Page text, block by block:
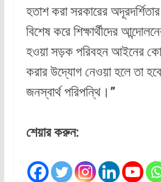
হতাশ করা সরকারের
বিশেষ করে শিক্ষার্থীদের
হওয়া সড়ক পরিবহন আইনের
করার উদ্যোগ নেওয়া হলে তা
জনস্বার্থ পরিপন্থি।”
শেয়ার করুন: